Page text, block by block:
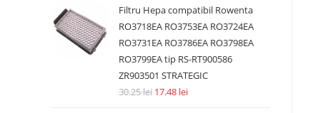
Filtru Hepa compatibil Rowenta
RO3718EA RO3753EA RO3724EA
RO3731EA RO3786EA RO3798EA
RO3799EA tip RS-RT900586
ZR903501 STRATEGIC
30.25lei 17.48 lei